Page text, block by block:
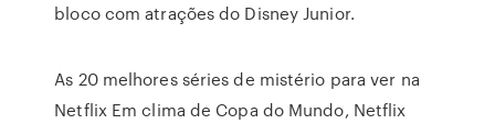
bloco com atrações do Disney Junior.
As 20 melhores séries de mistério para ver na
Netflix Em clima de Copa do Mundo, Netflix